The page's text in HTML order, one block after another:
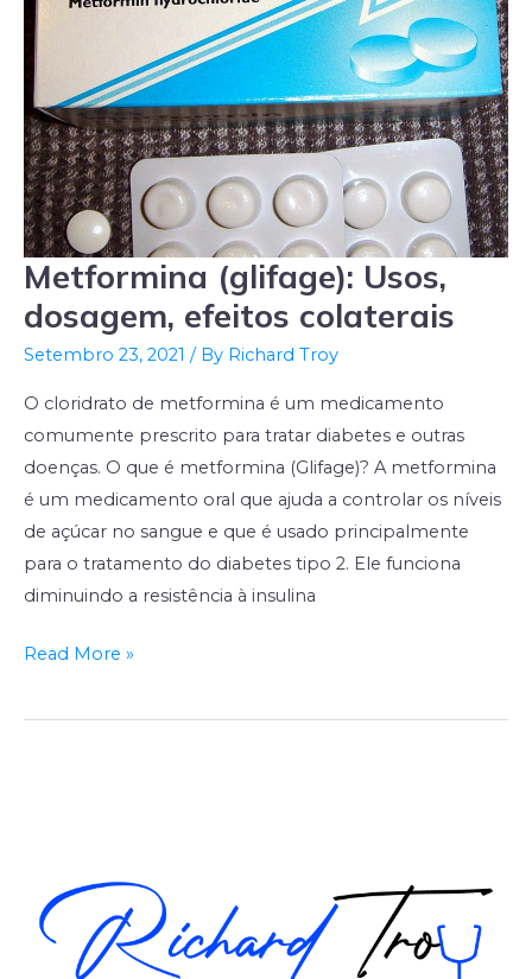
Metformina (glifage): Usos,
dosagem, efeitos colaterais
Setembro 23, 2021 / By Richard Troy
O cloridrato de metformina é um medicamento
comumente prescrito para tratar diabetes e outras
doenças. O que é metformina (Glifage)? A metformina
é um medicamento oral que ajuda a controlar os níveis
de açúcar no sangue e que é usado principalmente
para o tratamento do diabetes tipo 2. Ele funciona
diminuindo a resistência à insulina
Metformina
(glifage):
efeitos
colaterais
Read More »